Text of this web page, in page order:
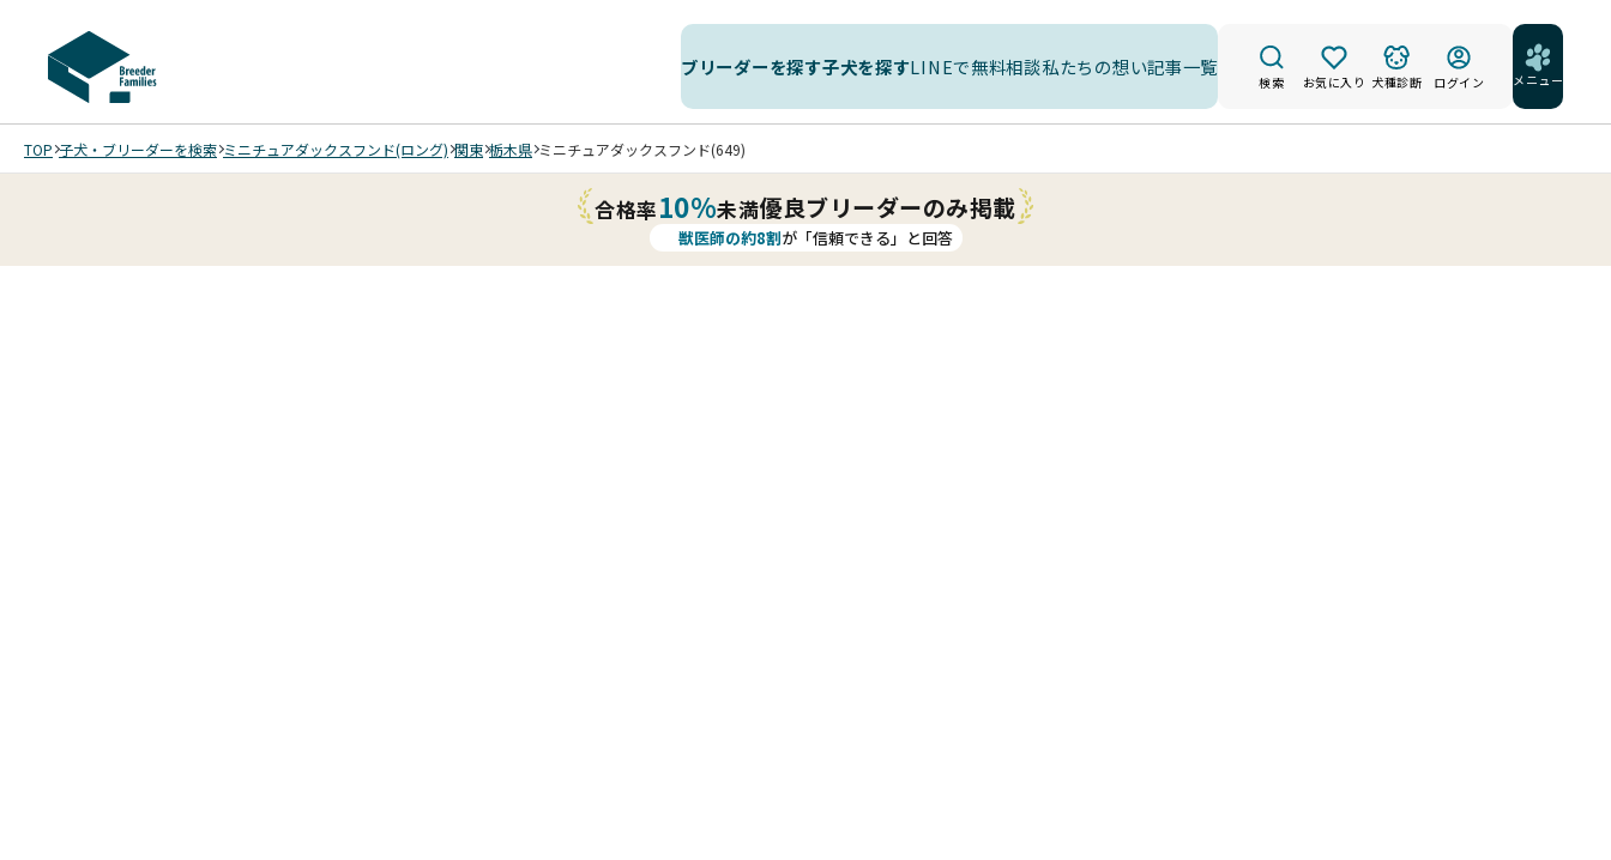
ブリーダーを探す子犬を探すLINEで無料相談私たちの想い記事一覧
検索 お気に入り 犬種診断 ログイン メニュー
TOP 子犬・ブリーダーを検索 ミニチュアダックスフンド(ロング) 関東 栃木県 ミニチュアダックスフンド(649)
合格率10%未満優良ブリーダーのみ掲載
獣医師の約8割が「信頼できる」と回答